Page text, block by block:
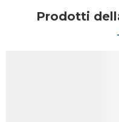
Prodotti